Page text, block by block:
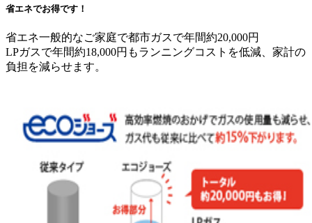
省エネでお得です！
省エネ一般的なご家庭で都市ガスで年間約20,000円
LPガスで年間約18,000円もランニングコストを低減、家計の
負担を減らせます。